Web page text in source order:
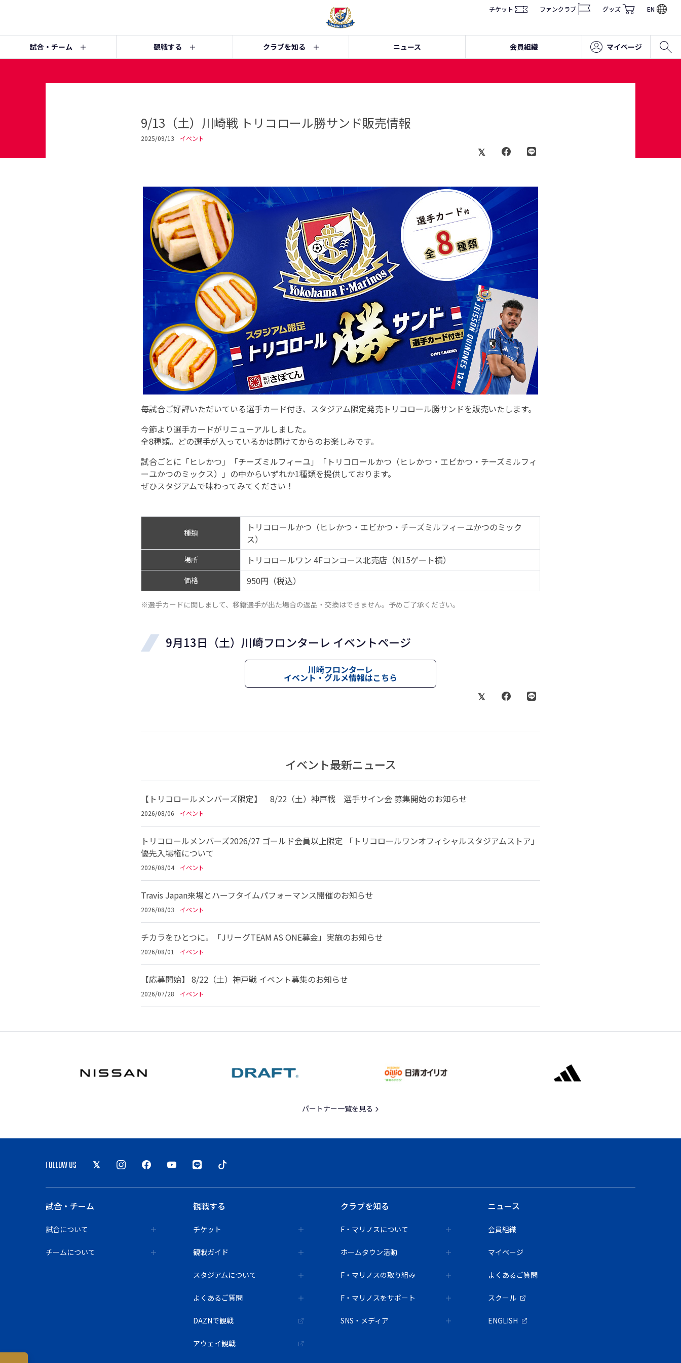
チケット ファンクラブ グッズ EN
試合・チーム 観戦する クラブを知る ニュース 会員組織 マイページ
9/13（土）川崎戦 トリコロール勝サンド販売情報
2025/09/13 イベント
毎試合ご好評いただいている選手カード付き、スタジアム限定発売トリコロール勝サンドを販売いたします。
今節より選手カードがリニューアルしました。
全8種類。どの選手が入っているかは開けてからのお楽しみです。
試合ごとに「ヒレかつ」「チーズミルフィーユ」「トリコロールかつ（ヒレかつ・エビかつ・チーズミルフィ
ーユかつのミックス）」の中からいずれか1種類を提供しております。
ぜひスタジアムで味わってみてください！
種類
トリコロールかつ（ヒレかつ・エビかつ・チーズミルフィーユかつのミック
ス）
場所 トリコロールワン 4Fコンコース北売店（N15ゲート横）
価格 950円（税込）
※選手カードに関しまして、移籍選手が出た場合の返品・交換はできません。予めご了承ください。
9月13日（土）川崎フロンターレ イベントページ
川崎フロンターレ
イベント・グルメ情報はこちら
イベント最新ニュース
【トリコロールメンバーズ限定】 8/22（土）神戸戦 選手サイン会 募集開始のお知らせ
2026/08/06 イベント
トリコロールメンバーズ2026/27 ゴールド会員以上限定 「トリコロールワンオフィシャルスタジアムストア」
優先入場権について
2026/08/04 イベント
Travis Japan来場とハーフタイムパフォーマンス開催のお知らせ
2026/08/03 イベント
チカラをひとつに。「JリーグTEAM AS ONE募金」実施のお知らせ
2026/08/01 イベント
【応募開始】 8/22（土）神戸戦 イベント募集のお知らせ
2026/07/28 イベント
パートナー一覧を見る
FOLLOW US
試合・チーム
試合について
チームについて
観戦する
チケット
観戦ガイド
スタジアムについて
よくあるご質問
DAZNで観戦
アウェイ観戦
クラブを知る
F・マリノスについて
ホームタウン活動
F・マリノスの取り組み
F・マリノスをサポート
SNS・メディア
ニュース
会員組織
マイページ
よくあるご質問
スクール
ENGLISH